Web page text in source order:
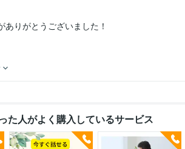
りがとうございました！
た人がよく購入しているサービス